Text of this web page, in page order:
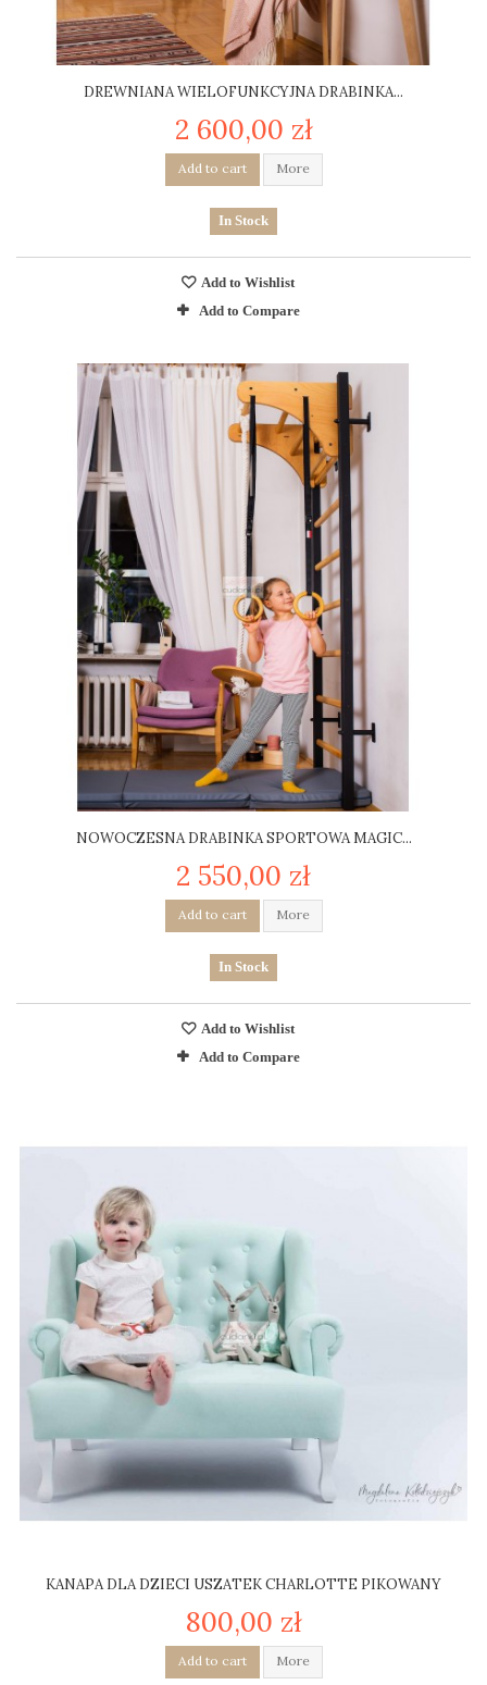
DREWNIANA WIELOFUNKCYJNA DRABINKA...
2 600,00 zł
Add to cart More
In Stock
Add to Wishlist
Add to Compare
NOWOCZESNA DRABINKA SPORTOWA MAGIC...
2 550,00 zł
Add to cart More
In Stock
Add to Wishlist
Add to Compare
KANAPA DLA DZIECI USZATEK CHARLOTTE PIKOWANY
800,00 zł
Add to cart More